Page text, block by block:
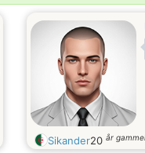
Sikander20 år gammel